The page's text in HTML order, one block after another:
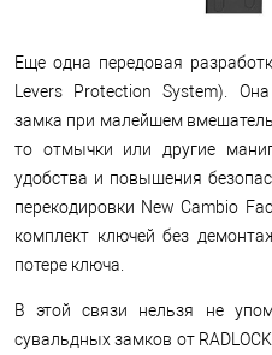
Еще одна передовая
Levers Protection System).
замка при малейшем
то отмычки или другие
удобства и повышения
перекодировки New Cambio
комплект ключей без
потере ключа.
В этой связи нельзя не
сувальдных замков от